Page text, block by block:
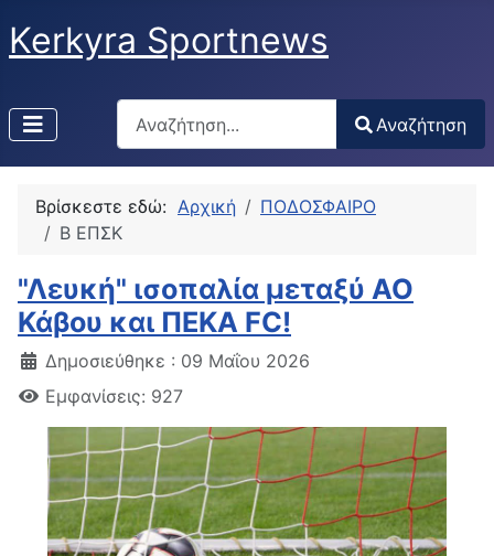
Kerkyra Sportnews
Αναζήτηση
Type 2 or more characters for results.
Αναζήτηση
Βρίσκεστε εδώ: Αρχική
ΠΟΔΟΣΦΑΙΡΟ
Β ΕΠΣΚ
"Λευκή" ισοπαλία μεταξύ ΑΟ
Κάβου και ΠΕΚΑ FC!
Δημοσιεύθηκε : 09 Μαΐου 2026
Εμφανίσεις: 927